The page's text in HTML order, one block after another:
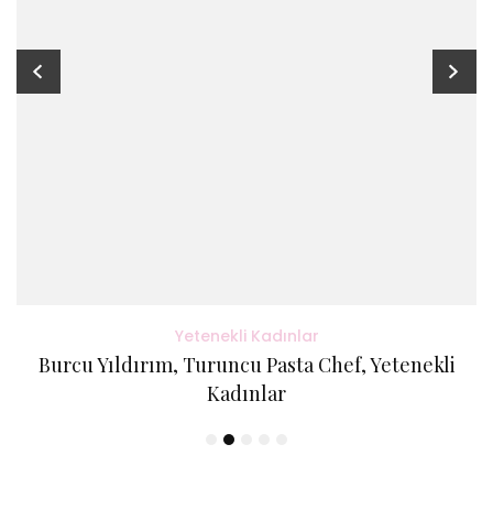
Yetenekli Kadınlar
Burcu Yıldırım, Turuncu Pasta Chef, Yetenekli
Kadınlar